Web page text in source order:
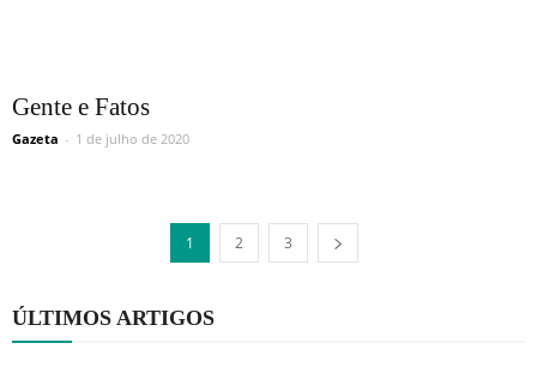
Gente e Fatos
Gazeta - 1 de julho de 2020
1 2 3
ÚLTIMOS ARTIGOS